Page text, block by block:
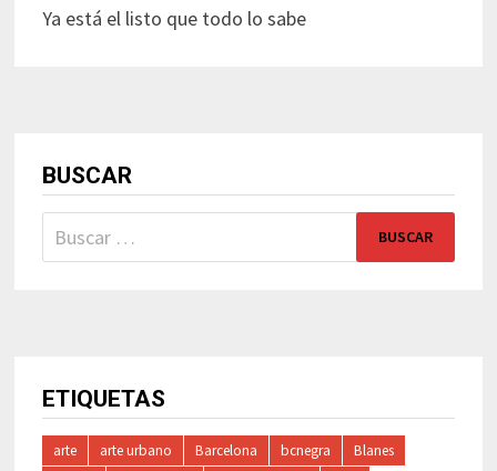
Ya está el listo que todo lo sabe
BUSCAR
Buscar:
ETIQUETAS
arte arte urbano Barcelona bcnegra Blanes